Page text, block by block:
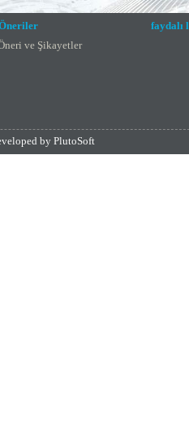
ve Şikayetler
faydalı
by PlutoSoft